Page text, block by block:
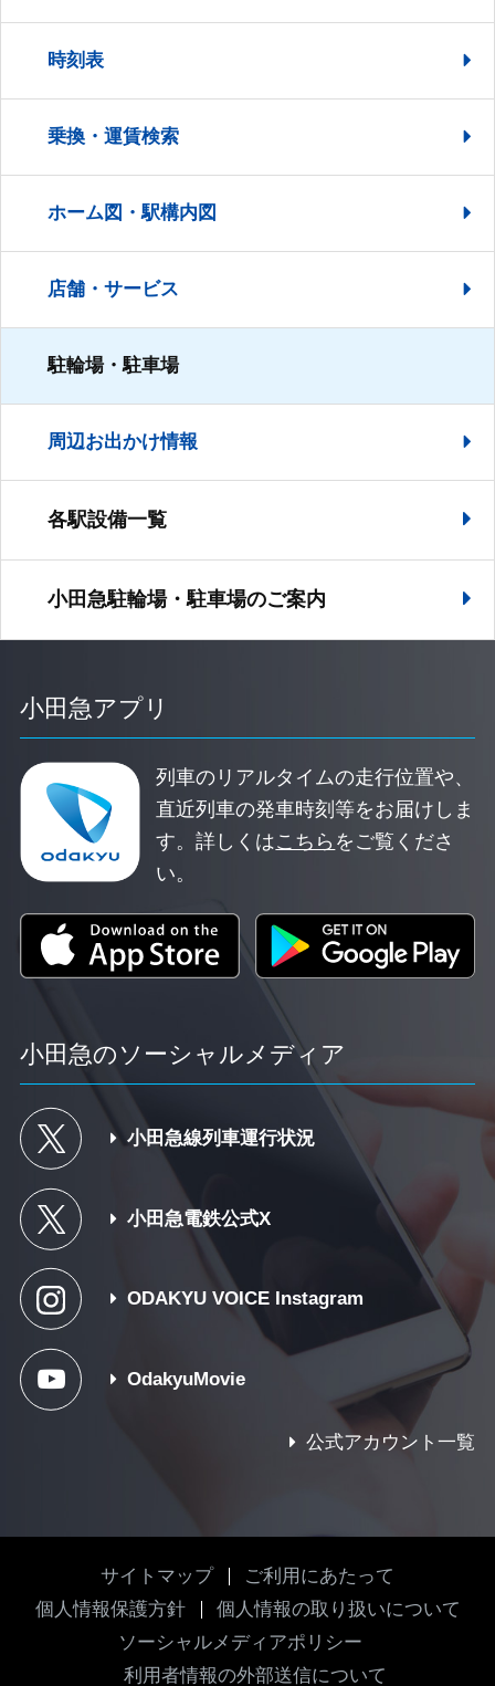
時刻表
乗換・運賃検索
ホーム図・駅構内図
店舗・サービス
駐輪場・駐車場
周辺お出かけ情報
各駅設備一覧
小田急駐輪場・駐車場のご案内
小田急アプリ
列車のリアルタイムの走行位置や、
直近列車の発車時刻等をお届けしま
す。詳しくはこちら をご覧くださ
い。
小田急のソーシャルメディア
小田急線列車運行状況
小田急電鉄公式X
ODAKYU VOICE Instagram
OdakyuMovie
公式アカウント一覧
サイトマップ
ご利用にあたって
個人情報保護方針
個人情報の取り扱いについて
ソーシャルメディアポリシー
利用者情報の外部送信について